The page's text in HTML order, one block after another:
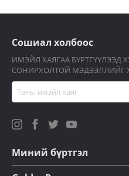
Сошиал холбоос
ИМЭЙЛ ХАЯГАА БҮРТГҮҮЛЭЭД
СОНИРХОЛТОЙ МЭДЭЭЛЛИЙГ
Миний бүртгэл